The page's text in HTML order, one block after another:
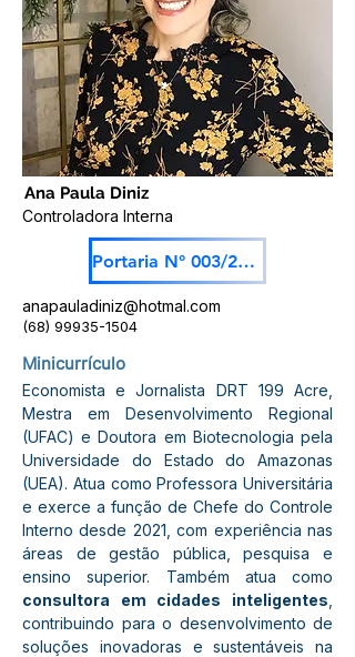
Ana Paula Diniz
Controladora Interna
Portaria N° 003/2025
anapauladiniz@hotmal.com
(68) 99935-1504
Minicurrículo
Economista e Jornalista DRT 199 Acre,
Mestra em Desenvolvimento Regional
(UFAC) e Doutora em Biotecnologia pela
Universidade do Estado do Amazonas
(UEA). Atua como Professora Universitária
e exerce a função de Chefe do Controle
Interno desde 2021, com experiência nas
áreas de gestão pública, pesquisa e
consultora em cidades inteligentes
contribuindo para o desenvolvimento de
soluções inovadoras e sustentáveis na